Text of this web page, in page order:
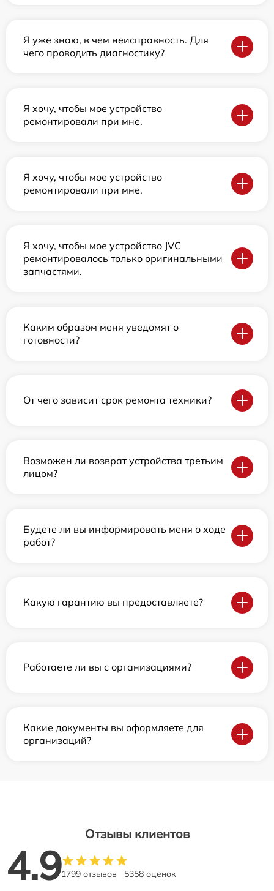
Я уже знаю, в чем неисправность. Для
чего проводить диагностику?
Я хочу, чтобы мое устройство
ремонтировали при мне.
Я хочу, чтобы мое устройство
ремонтировали при мне.
Я хочу, чтобы мое устройство JVC
ремонтировалось только оригинальными
запчастями.
Каким образом меня уведомят о
готовности?
От чего зависит срок ремонта техники?
Возможен ли возврат устройства третьим
лицом?
Будете ли вы информировать меня о ходе
работ?
Какую гарантию вы предоставляете?
Работаете ли вы с организациями?
Какие документы вы оформляете для
организаций?
Отзывы клиентов
4.91799 отзывов 5358 оценок